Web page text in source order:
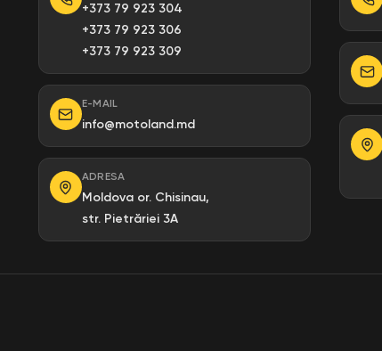
+373 79 923 304
+373 79 923 306
+373 79 923 309
E-MAIL
info@motoland.md
ADRESA
Moldova or. Chisinau,
str. Pietrăriei 3A